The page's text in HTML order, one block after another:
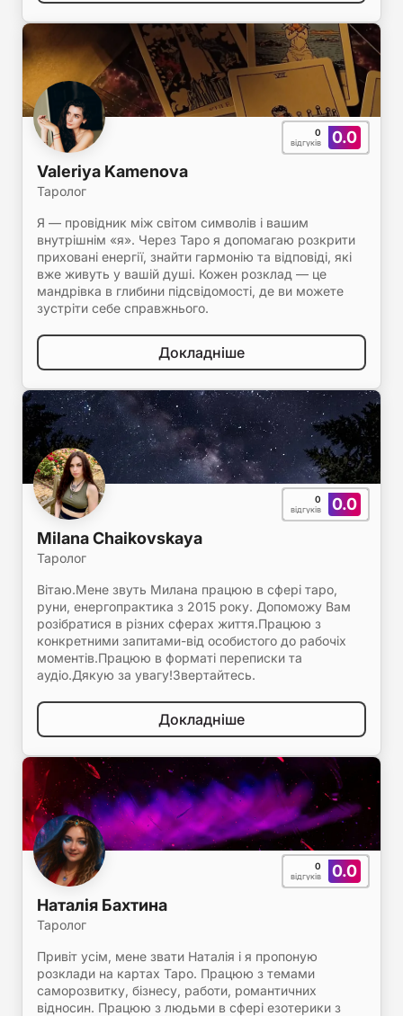
0.0
0
відгуків
Valeriya Kamenova
Таролог
Я — провідник між світом символів і вашим
внутрішнім «я». Через Таро я допомагаю розкрити
приховані енергії, знайти гармонію та відповіді, які
вже живуть у вашій душі. Кожен розклад — це
мандрівка в глибини підсвідомості, де ви можете
зустріти себе справжнього.
Докладніше
0.0
0
відгуків
Milana Chaikovskaya
Таролог
Вітаю.Мене звуть Милана працюю в сфері таро,
руни, енергопрактика з 2015 року. Допоможу Вам
розібратися в різних сферах життя.Працюю з
конкретними запитами-від особистого до рабочіх
моментів.Працюю в форматі переписки та
аудіо.Дякую за увагу!Звертайтесь.
Докладніше
0.0
0
відгуків
Наталія Бахтина
Таролог
Привіт усім, мене звати Наталія і я пропоную
розклади на картах Таро. Працюю з темами
саморозвитку, бізнесу, работи, романтичних
відносин. Працюю з людьми в сфері езотерики з